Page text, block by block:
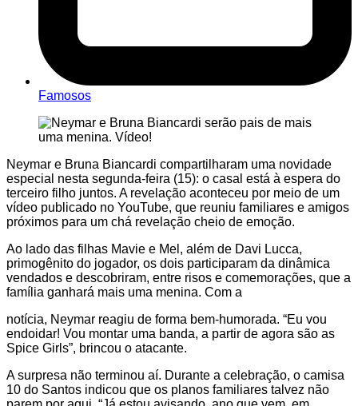
Famosos
Neymar e Bruna Biancardi compartilharam uma novidade
especial nesta segunda-feira (15): o casal está à espera do
terceiro filho juntos. A revelação aconteceu por meio de um
vídeo publicado no YouTube, que reuniu familiares e amigos
próximos para um chá revelação cheio de emoção.
Ao lado das filhas Mavie e Mel, além de Davi Lucca,
primogênito do jogador, os dois participaram da dinâmica
vendados e descobriram, entre risos e comemorações, que a
família ganhará mais uma menina. Com a
notícia, Neymar reagiu de forma bem-humorada. “Eu vou
endoidar! Vou montar uma banda, a partir de agora são as
Spice Girls”, brincou o atacante.
A surpresa não terminou aí. Durante a celebração, o camisa
10 do Santos indicou que os planos familiares talvez não